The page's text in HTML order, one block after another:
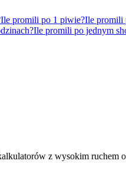
Ile promili po 1 piwie?Ile promili
Ile promili po jednym
z wysokim ruchem